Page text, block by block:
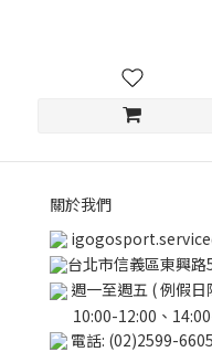
關於我們
台北市信義區東興
週一至週五 ( 例假日
10:00-12:00、
電話: (02)2599-6605